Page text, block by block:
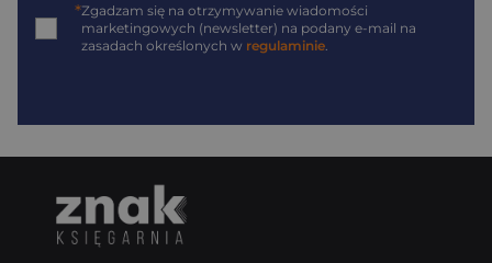
*Zgadzam się na otrzymywanie wiadomości
marketingowych (newsletter) na podany e-mail na
zasadach określonych w regulaminie.